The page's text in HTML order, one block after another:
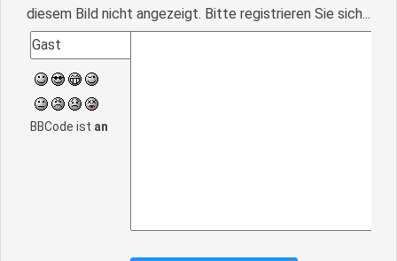
diesem Bild nicht angezeigt. Bitte registrieren Sie sich...
BBCode ist an